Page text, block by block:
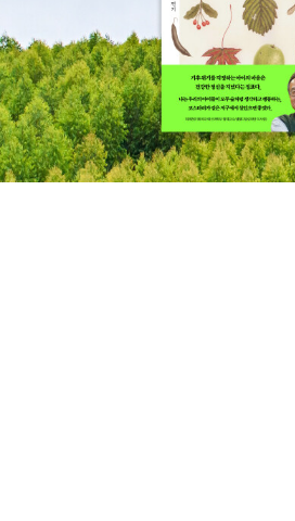
는데 힘들었던 기억이 있는데요길벗스쿨
없이 듣고 보고 표시하는 정도라서 힘들
풀듯이 엄마랑 누가먼저 마추나~~~ 하
더 열심히 하더라구요 ㅋㅋㅋ다음날은
에요전날 배운 내용을 복습보는 시간인
량이에요복습이지만 역시 쓰기가 별로